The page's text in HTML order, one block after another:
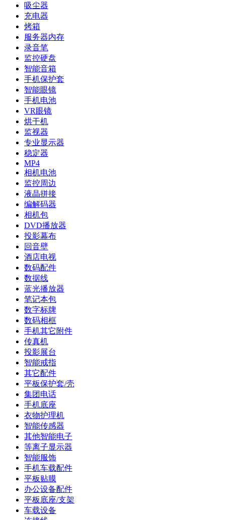
吸尘器
充电器
烤箱
服务器内存
录音笔
监控硬盘
智能音箱
手机保护套
智能眼镜
手机电池
VR眼镜
烘干机
监视器
专业显示器
稳定器
MP4
相机电池
监控周边
液晶拼接
编解码器
相机包
DVD播放器
投影幕布
回音壁
酒店电视
数码配件
数据线
蓝光播放器
笔记本包
数字标牌
数码相框
手机其它附件
传真机
投影展台
智能戒指
其它配件
平板保护套/壳
集团电话
手机底座
衣物护理机
智能传感器
其他智能电子
等离子显示器
智能服饰
手机车载配件
平板贴膜
办公设备配件
平板底座/支架
车载设备